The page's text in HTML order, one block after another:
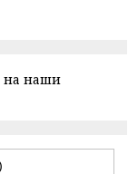
на наши